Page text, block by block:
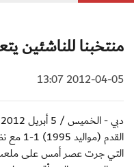
منتخبنا للناشئين
2012-04-05 13:07
القدم
التي جرت عصر أمس على ملعب